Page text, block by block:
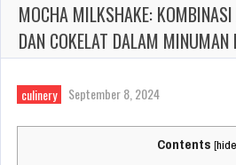
MOCHA MILKSHAKE:
DAN COKELAT DALAM MINUMAN
culinery September 8, 2024
Contents [hide